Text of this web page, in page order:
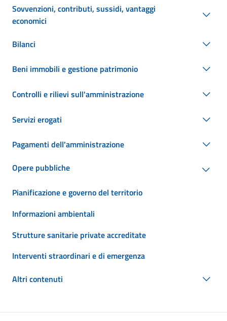
Sovvenzioni, contributi, sussidi, vantaggi
economici
Bilanci
Beni immobili e gestione patrimonio
Controlli e rilievi sull'amministrazione
Servizi erogati
Pagamenti dell'amministrazione
Opere pubbliche
Pianificazione e governo del territorio
Informazioni ambientali
Strutture sanitarie private accreditate
Interventi straordinari e di emergenza
Altri contenuti